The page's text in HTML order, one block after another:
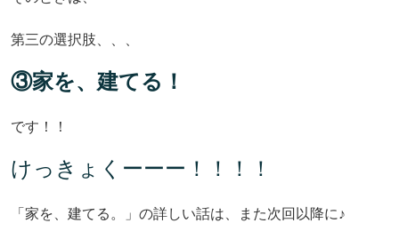
第三の選択肢、、、
③家を、建てる！
です！！
けっきょくーーー！！！！
「家を、建てる。」の詳しい話は、また次回以降に♪